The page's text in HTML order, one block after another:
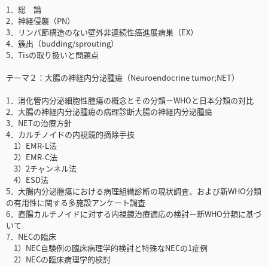
1．総 論
2．神経侵襲（PN）
3．リンパ節構造のない壁外非連続性癌進展病巣（EX）
4．簇出（budding/sprouting）
5．Tisの取り扱いと問題点
テーマ２：大腸の神経内分泌腫瘍（Neuroendocrine tumor;NET）
1．消化管内分泌細胞性腫瘍の概念とその分類－WHOと日本分類の対比
2．大腸の神経内分泌腫瘍の病理診断大腸の神経内分泌腫瘍
3．NETの治療方針
4．カルチノイドの内視鏡的摘除手技
1）EMR-L法
2）EMR-C法
3）2チャンネル法
4）ESD法
5．大腸内分泌腫瘍における病理組織診断の現状調査、および新WHO分類
の有用性に関する多施設アンケート調査
6．直腸カルチノイドに対する内視鏡治療適応の検討－新WHO分類に基づ
いて
7．NECの臨床
1）NEC自験例の臨床病理学的検討と特殊なNECの1症例
2）NECの臨床病理学的検討